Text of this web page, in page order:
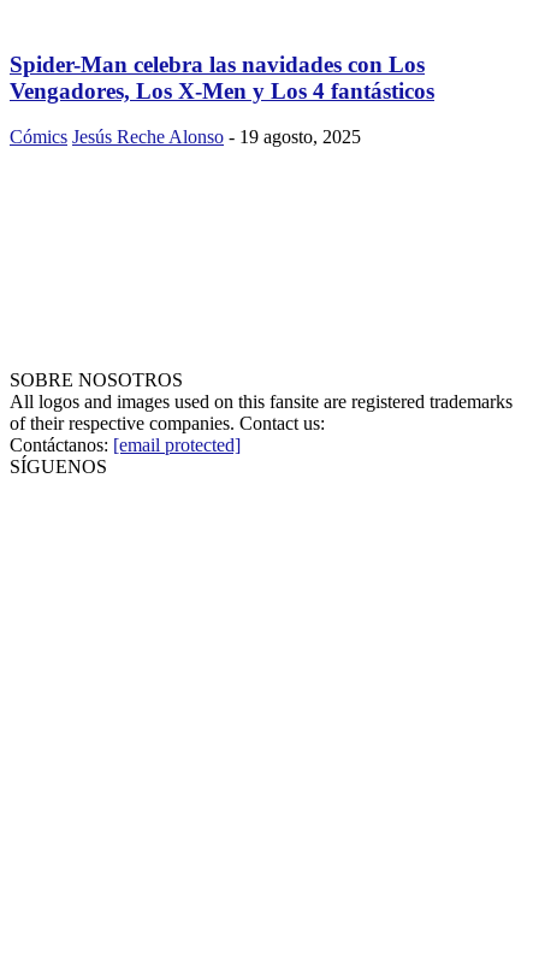
Spider-Man celebra las navidades con Los
Vengadores, Los X-Men y Los 4 fantásticos
Cómics Jesús Reche Alonso - 19 agosto, 2025
SOBRE NOSOTROS
All logos and images used on this fansite are registered trademarks
of their respective companies. Contact us:
Contáctanos: [email protected]
SÍGUENOS